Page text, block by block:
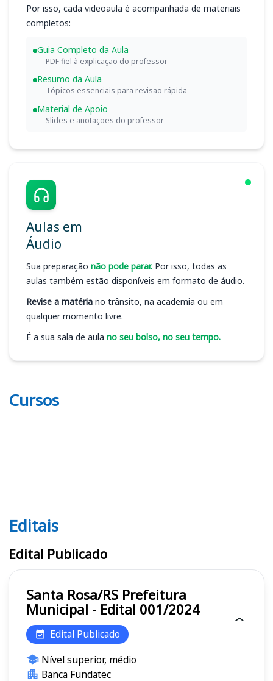
Por isso, cada videoaula é acompanhada de materiais
completos:
Guia Completo da Aula
PDF fiel à explicação do professor
Resumo da Aula
Tópicos essenciais para revisão rápida
Material de Apoio
Slides e anotações do professor
Aulas em
Áudio
Sua preparação não pode parar. Por isso, todas as
aulas também estão disponíveis em formato de áudio.
Revise a matéria no trânsito, na academia ou em
qualquer momento livre.
É a sua sala de aula no seu bolso, no seu tempo.
Cursos
Editais
Editais
Edital Publicado
Santa Rosa/RS Prefeitura
Municipal - Edital 001/2024
Edital Publicado
Nível superior, médio
Banca Fundatec